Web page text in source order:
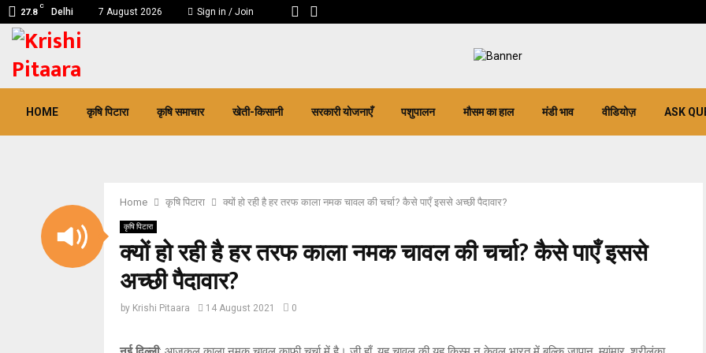
27.8
C
Delhi 7 August 2026 Sign in / Join
HOME कृषि पिटारा कृषि समाचार खेती-किसानी सरकारी योजनाएँ पशुपालन मौसम का हाल मंडी भाव वीडियोज़ ASK
Home कृषि पिटारा क्यों हो रही है हर तरफ काला नमक चावल की चर्चा? कैसे पाएँ इससे अच्छी पैदावार?
कृषि पिटारा
क्यों हो रही है हर तरफ काला नमक चावल की चर्चा? कैसे पाएँ इससे
अच्छी पैदावार?
by Krishi Pitaara 14 August 2021 0